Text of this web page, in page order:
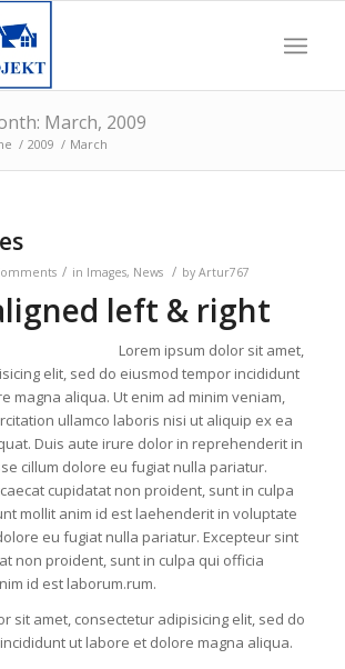
March, 2009
/ 2009 / March
/ in Images, News / by Artur767
left & right
Lorem ipsum dolor sit amet,
elit, sed do eiusmod tempor incididunt
magna aliqua. Ut enim ad minim veniam,
ullamco laboris nisi ut aliquip ex ea
Duis aute irure dolor in reprehenderit in
cillum dolore eu fugiat nulla pariatur.
cupidatat non proident, sunt in culpa
mollit anim id est laehenderit in voluptate
eu fugiat nulla pariatur. Excepteur sint
non proident, sunt in culpa qui officia
id est laborum.rum.
sit amet, consectetur adipisicing elit, sed do
ut labore et dolore magna aliqua.